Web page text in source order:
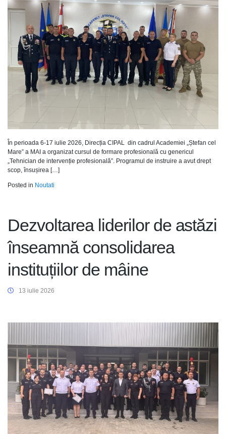
În perioada 6-17 iulie 2026, Direcția CIPAL din cadrul Academiei „Ștefan cel
Mare” a MAI a organizat cursul de formare profesională cu genericul
„Tehnician de intervenție profesională”. Programul de instruire a avut drept
scop, însușirea […]
Posted in Noutati
Dezvoltarea liderilor de astăzi
înseamnă consolidarea
instituțiilor de mâine
13 iulie 2026